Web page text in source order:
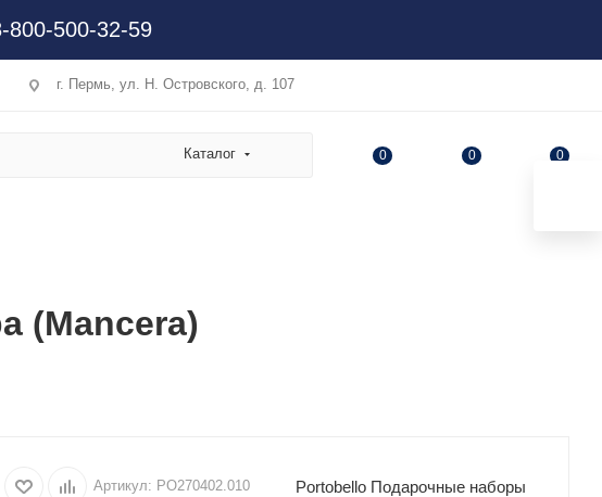
500-32-59
г. Пермь, ул. Н. Островского, д. 107
Каталог 0 0 0
(Mancera)
Артикул: PO270402.010 Portobello Подарочные наборы